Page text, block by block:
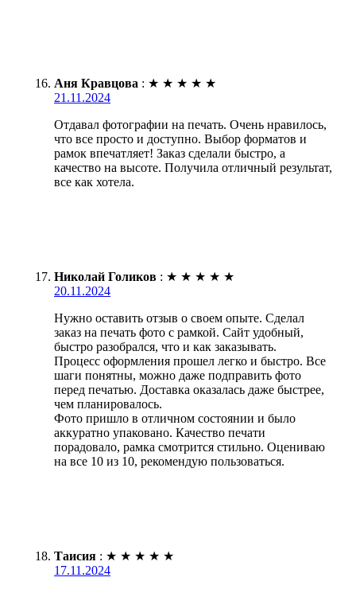
Аня Кравцова : ★ ★ ★ ★ ★
21.11.2024
Отдавал фотографии на печать. Очень нравилось,
что все просто и доступно. Выбор форматов и
рамок впечатляет! Заказ сделали быстро, а
качество на высоте. Получила отличный результат,
все как хотела.
Николай Голиков : ★ ★ ★ ★ ★
20.11.2024
Нужно оставить отзыв о своем опыте. Сделал
заказ на печать фото с рамкой. Сайт удобный,
быстро разобрался, что и как заказывать.
Процесс оформления прошел легко и быстро. Все
шаги понятны, можно даже подправить фото
перед печатью. Доставка оказалась даже быстрее,
чем планировалось.
Фото пришло в отличном состоянии и было
аккуратно упаковано. Качество печати
порадовало, рамка смотрится стильно. Оцениваю
на все 10 из 10, рекомендую пользоваться.
Таисия : ★ ★ ★ ★ ★
17.11.2024